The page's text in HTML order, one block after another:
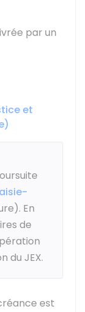
par un
et
En
de
du JEX.
est